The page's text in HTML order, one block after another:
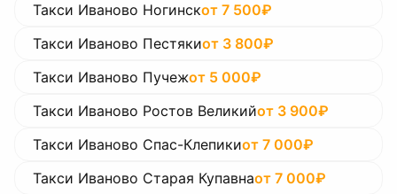
Такси Иваново Ногинскот 7 500₽
Такси Иваново Пестякиот 3 800₽
Такси Иваново Пучежот 5 000₽
Такси Иваново Ростов Великийот 3 900₽
Такси Иваново Спас-Клепикиот 7 000₽
Такси Иваново Старая Купавнаот 7 000₽